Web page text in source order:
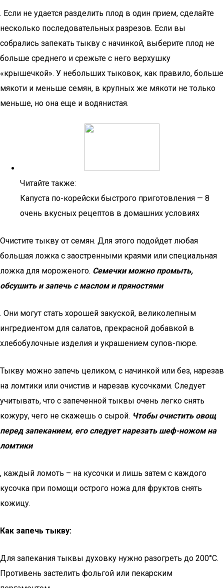
. Если не удается разделить плод в один прием, сделайте
несколько последовательных разрезов. Если вы
собрались запекать тыкву с начинкой, выберите плод не
больше среднего и срежьте с него верхушку
«крышечкой». У небольших тыковок, как правило, больше
мякоти и меньше семян, в крупных же мякоти не только
меньше, но она еще и водянистая.
Читайте также:
Капуста по-корейски быстрого приготовления — 8
очень вкусных рецептов в домашних условиях
Очистите тыкву от семян. Для этого подойдет любая
большая ложка с заостренными краями или специальная
ложка для мороженого. Семечки можно промыть,
обсушить и запечь с маслом и пряностями
. Они могут стать хорошей закуской, великолепным
ингредиентом для салатов, прекрасной добавкой в
хлебобулочные изделия и украшением супов-пюре.
Тыкву можно запечь целиком, с начинкой или без, нарезав
на ломтики или очистив и нарезав кусочками. Следует
учитывать, что с запеченной тыквы очень легко снять
кожуру, чего не скажешь о сырой. Чтобы очистить овощ
перед запеканием, его следует нарезать шеф-ножом на
ломтики
, каждый ломоть – на кусочки и лишь затем с каждого
кусочка при помощи острого ножа для фруктов снять
кожицу.
Как запечь тыкву:
Для запекания тыквы духовку нужно разогреть до 200°С.
Противень застелить фольгой или пекарским